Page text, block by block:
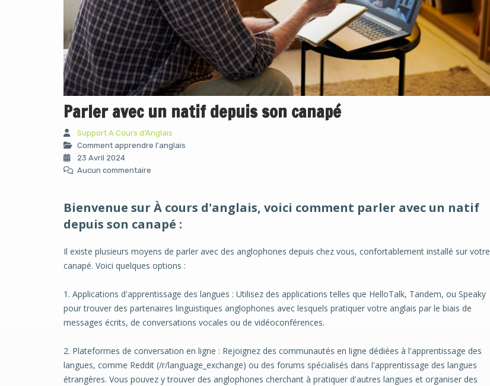
Parler avec un natif depuis son canapé
Support A Cours d'Anglais
Comment apprendre l'anglais
23 Avril 2024
Aucun commentaire
Bienvenue sur À cours d'anglais, voici comment parler avec un natif
depuis son canapé :
Il existe plusieurs moyens de parler avec des anglophones depuis chez vous, confortablement installé sur votre
canapé. Voici quelques options :
1. Applications d'apprentissage des langues : Utilisez des applications telles que HelloTalk, Tandem, ou Speaky
pour trouver des partenaires linguistiques anglophones avec lesquels pratiquer votre anglais par le biais de
messages écrits, de conversations vocales ou de vidéoconférences.
2. Plateformes de conversation en ligne : Rejoignez des communautés en ligne dédiées à l'apprentissage des
langues, comme Reddit (/r/language_exchange) ou des forums spécialisés dans l'apprentissage des langues
étrangères. Vous pouvez y trouver des anglophones cherchant à pratiquer d'autres langues et organiser des